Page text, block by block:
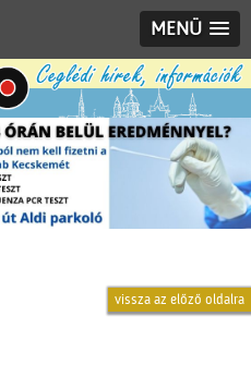
MENÜ
vissza az előző oldalra